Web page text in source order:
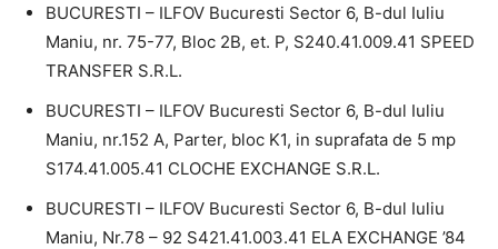
BUCURESTI – ILFOV Bucuresti Sector 6, B-dul Iuliu
Maniu, nr. 75-77, Bloc 2B, et. P, S240.41.009.41 SPEED
TRANSFER S.R.L.
BUCURESTI – ILFOV Bucuresti Sector 6, B-dul Iuliu
Maniu, nr.152 A, Parter, bloc K1, in suprafata de 5 mp
S174.41.005.41 CLOCHE EXCHANGE S.R.L.
BUCURESTI – ILFOV Bucuresti Sector 6, B-dul Iuliu
Maniu, Nr.78 – 92 S421.41.003.41 ELA EXCHANGE ’84